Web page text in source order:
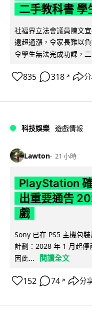
二手教科書 學
社福界立法會議員陳文
遠超通漲，令家長難以
令學生無法完成功課，
835 318 ↗
科技娛樂 遊戲情報
Lawton 21 小時
PlayStation
出重要通告
戲
Sony 已在 PS5 主機包
計劃：2028 年 1 月起
因此...
閱讀全文
152 74 ↗ 分